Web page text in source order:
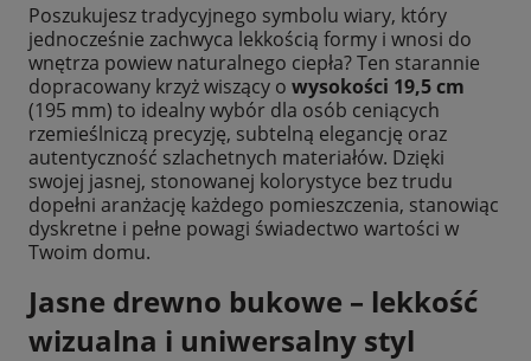
Poszukujesz tradycyjnego symbolu wiary, który
jednocześnie zachwyca lekkością formy i wnosi do
wnętrza powiew naturalnego ciepła? Ten starannie
dopracowany krzyż wiszący o wysokości 19,5 cm
(195 mm) to idealny wybór dla osób ceniących
rzemieślniczą precyzję, subtelną elegancję oraz
autentyczność szlachetnych materiałów. Dzięki
swojej jasnej, stonowanej kolorystyce bez trudu
dopełni aranżację każdego pomieszczenia, stanowiąc
dyskretne i pełne powagi świadectwo wartości w
Twoim domu.
Jasne drewno bukowe – lekkość
wizualna i uniwersalny styl